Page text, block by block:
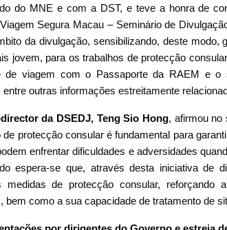
do MNE e com a DST, e teve a honra de
Segura Macau – Seminário de
da divulgação, sensibilizando, deste
jovem, para os trabalhos de protecção
de viagem com o Passaporte da RAEM e
entre outras informações estreitamente
da DSEDJ, Teng Sio Hong, afirmou no
protecção consular é fundamental para
enfrentar dificuldades e adversidades
espera-se que, através desta iniciativa de
medidas de protecção consular,
bem como a sua capacidade de tratamento de